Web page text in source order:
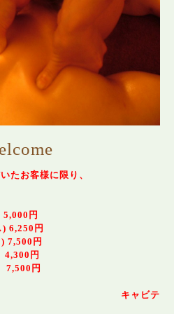
たお客様に限り、
円
6,250円
7,500円
4,300円
ンパ全身 7,500円
キャビテ